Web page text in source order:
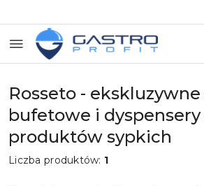
Rosseto -
bufetowe i dyspensery
produktów sypkich
Liczba produktów: 1